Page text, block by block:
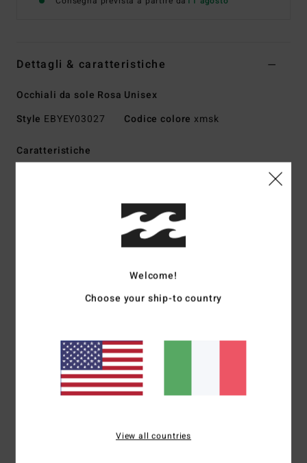
Dettagli & caratteristiche
Occhiali da sole Rosa Unisex
Style EBYEY03027 Codice colore xmsk
Caratteristiche
31.3 mm
Montatura a mano in bioacetato
Copertura avvolgente base 4,5
Protezione al 100% Dalla luce ultravioletta
Sacca in cotone biologico
Garanzia:garanzia 2 anni
Scarica laDichiarazione Di Conformità
Welcome!
Choose your ship-to country
View all countries